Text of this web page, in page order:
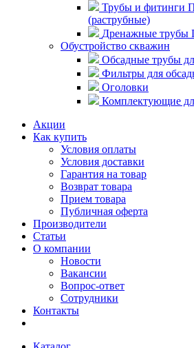
Трубы и фитинги
(раструбные)
Дренажные
Обустройство скважин
Обсадные трубы
Фильтры для
Оголовки
Комплектующие
Акции
Как купить
Условия оплаты
Условия доставки
Гарантия на товар
Возврат товара
Прием товара
Публичная оферта
Производители
Статьи
О компании
Новости
Вакансии
Вопрос-ответ
Сотрудники
Контакты